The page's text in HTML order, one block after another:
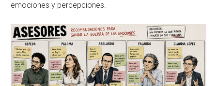
emociones y percepciones.